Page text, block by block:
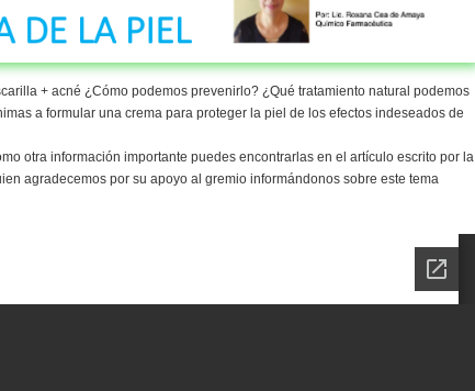
+ acné ¿Cómo podemos prevenirlo? ¿Qué tratamiento natural podemos
a formular una crema para proteger la piel de los efectos indeseados de
otra información importante puedes encontrarlas en el artículo escrito por la
agradecemos por su apoyo al gremio informándonos sobre este tema